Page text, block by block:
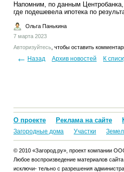
Напомним, по данным Центробанка,
где подешевела ипотека по
Ольга Панькина
7 марта 2023
Авторизуйтесь , чтобы оставить
Назад Архив новостей К
О проекте Реклама на сайте
Загородные дома Участки
© 2010 «Загород.ру», проект компании
Любое воспроизведение материалов
исключи- тельно с разрешения